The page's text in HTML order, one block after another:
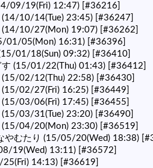
09/19(Fri) 12:47) [#36216]
10/14(Tue) 23:45) [#36247]
(14/10/27(Mon) 19:07) [#36262]
01/05(Mon) 16:31) [#36396]
01/18(Sun) 09:32) [#36410]
す (15/01/22(Thu) 01:43) [#36412]
(15/02/12(Thu) 22:58) [#36430]
(15/02/27(Fri) 16:25) [#36449]
(15/03/06(Fri) 17:45) [#36455]
03/31(Tue) 23:20) [#36490]
(15/04/20(Mon) 23:30) [#36519]
やむたり (15/05/20(Wed) 18:38)
19(Wed) 13:11) [#36572]
14:13) [#36619]